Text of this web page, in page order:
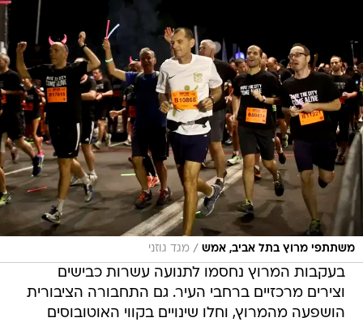
משתתפי מרוץ בתל אביב, אמש / מגד גוזני
בעקבות המרוץ נחסמו לתנועה עשרות כבישים
וצירים מרכזיים ברחבי העיר. גם התחבורה הציבורית
הושפעה מהמרוץ, וחלו שינויים בקווי האוטובוסים